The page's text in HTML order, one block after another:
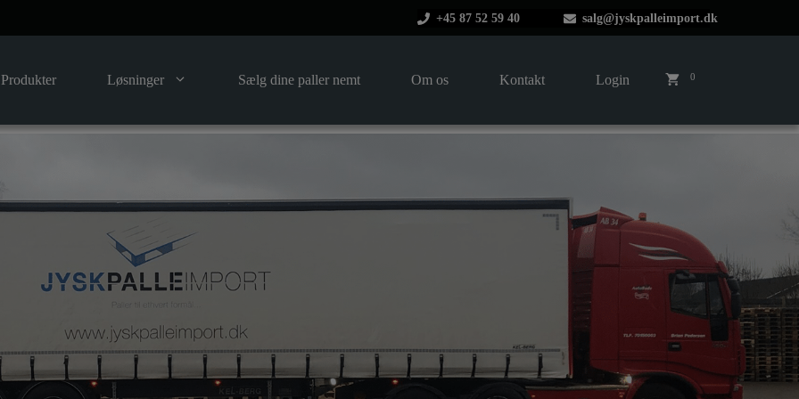
+45 87 52 59 40 salg@jyskpalleimport.dk
Produkter Løsninger Sælg dine paller nemt Om os Kontakt Login 0